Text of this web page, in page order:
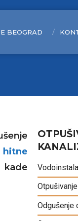
BEOGRAD
hitne
kade
Odgušenje